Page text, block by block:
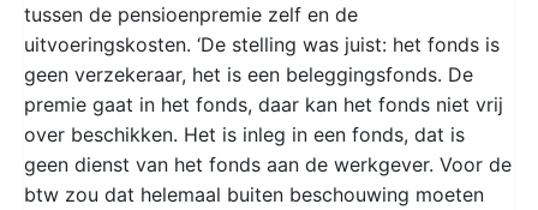
tussen de pensioenpremie zelf en de
uitvoeringskosten. ‘De stelling was juist: het fonds is
geen verzekeraar, het is een beleggingsfonds. De
premie gaat in het fonds, daar kan het fonds niet vrij
over beschikken. Het is inleg in een fonds, dat is
geen dienst van het fonds aan de werkgever. Voor de
btw zou dat helemaal buiten beschouwing moeten